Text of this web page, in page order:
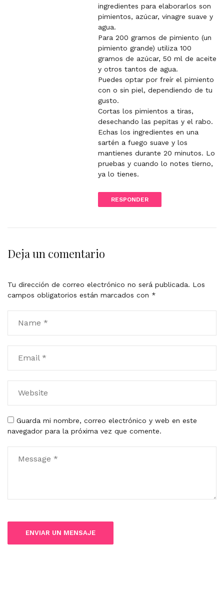
c
o
m
n
n
ingredientes para elaborarlos son
pimientos, azúcar, vinagre suave y
agua.
Para 200 gramos de pimiento (un
pimiento grande) utiliza 100
gramos de azúcar, 50 ml de aceite
y otros tantos de agua.
Puedes optar por freír el pimiento
con o sin piel, dependiendo de tu
gusto.
Cortas los pimientos a tiras,
desechando las pepitas y el rabo.
Echas los ingredientes en una
sartén a fuego suave y los
mantienes durante 20 minutos. Lo
pruebas y cuando lo notes tierno,
ya lo tienes.
RESPONDER
Deja un comentario
Tu dirección de correo electrónico no será publicada. Los
campos obligatorios están marcados con *
Guarda mi nombre, correo electrónico y web en este
navegador para la próxima vez que comente.